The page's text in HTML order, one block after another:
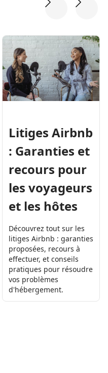
Litiges Airbnb
: Garanties et
recours pour
les voyageurs
et les hôtes
Découvrez tout sur les
litiges Airbnb : garanties
proposées, recours à
effectuer, et conseils
pratiques pour résoudre
vos problèmes
d'hébergement.